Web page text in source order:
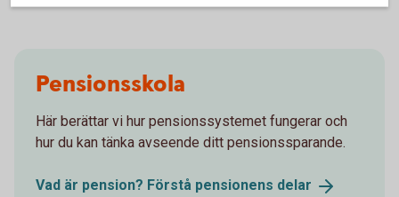
Pensionsskola
Här berättar vi hur pensionssystemet fungerar och
hur du kan tänka avseende ditt pensionssparande.
Vad är pension? Förstå pensionens delar